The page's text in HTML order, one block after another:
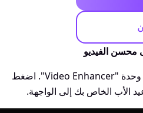
انقر على اللوحة اليسرى لفتح وحدة "Video Enhancer". اضغط
الأب الخاص بك إلى الواجهة.